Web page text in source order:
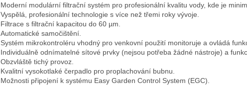
Moderní modulární filtrační systém pro profesionální kvalitu vody, kde je
Vyspělá, profesionální technologie s více než třemi roky vývoje.
Filtrace s filtrační kapacitou do 60 µm.
Automatické samočištění.
Systém mikrokontroléru vhodný pro venkovní použití monitoruje a ovládá
Individuálně odnímatelné sítové prvky (nejsou potřeba žádné nástroje) a
Obzvláště tichý provoz.
Kvalitní vysokotlaké čerpadlo pro proplachování bubnu.
Možnosti připojení k systému Easy Garden Control System (EGC).